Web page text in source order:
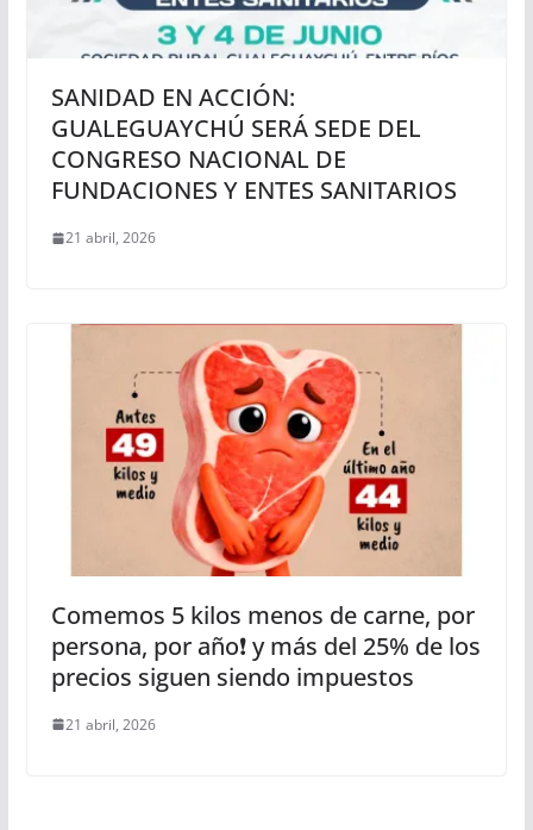
SANIDAD EN ACCIÓN:
GUALEGUAYCHÚ SERÁ SEDE DEL
CONGRESO NACIONAL DE
FUNDACIONES Y ENTES SANITARIOS
21 abril, 2026
Comemos 5 kilos menos de carne, por
persona, por año❗ y más del 25% de los
precios siguen siendo impuestos
21 abril, 2026